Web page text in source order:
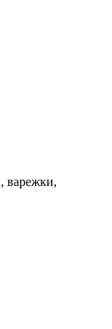
варежки,